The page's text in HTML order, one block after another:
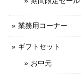
業務用コーナー
ギフトセット
お中元